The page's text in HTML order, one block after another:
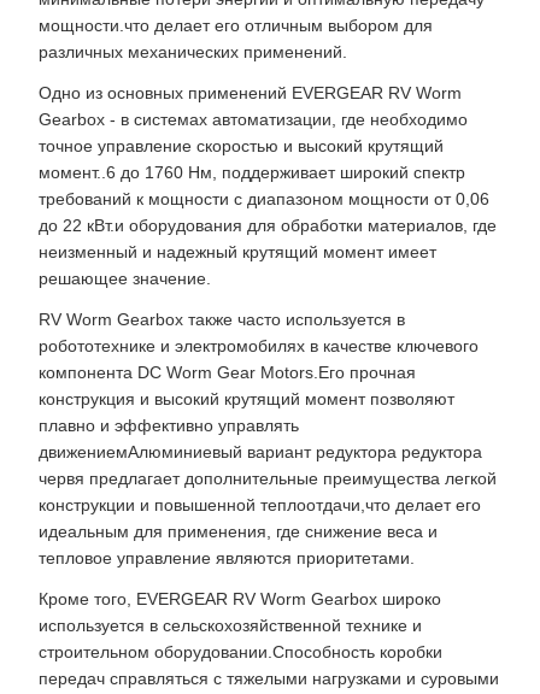
мощности.что делает его отличным выбором для
различных механических применений.
Одно из основных применений EVERGEAR RV Worm
Gearbox - в системах автоматизации, где необходимо
точное управление скоростью и высокий крутящий
момент..6 до 1760 Нм, поддерживает широкий спектр
требований к мощности с диапазоном мощности от 0,06
до 22 кВт.и оборудования для обработки материалов, где
неизменный и надежный крутящий момент имеет
решающее значение.
RV Worm Gearbox также часто используется в
робототехнике и электромобилях в качестве ключевого
компонента DC Worm Gear Motors.Его прочная
конструкция и высокий крутящий момент позволяют
плавно и эффективно управлять
движениемАлюминиевый вариант редуктора редуктора
червя предлагает дополнительные преимущества легкой
конструкции и повышенной теплоотдачи,что делает его
идеальным для применения, где снижение веса и
тепловое управление являются приоритетами.
Кроме того, EVERGEAR RV Worm Gearbox широко
используется в сельскохозяйственной технике и
строительном оборудовании.Способность коробки
передач справляться с тяжелыми нагрузками и суровыми